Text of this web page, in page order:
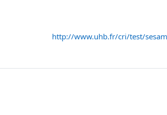
http://www.uhb.fr/cri/test/